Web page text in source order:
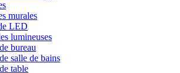
murales
LED
lumineuses
bureau
salle de bains
table